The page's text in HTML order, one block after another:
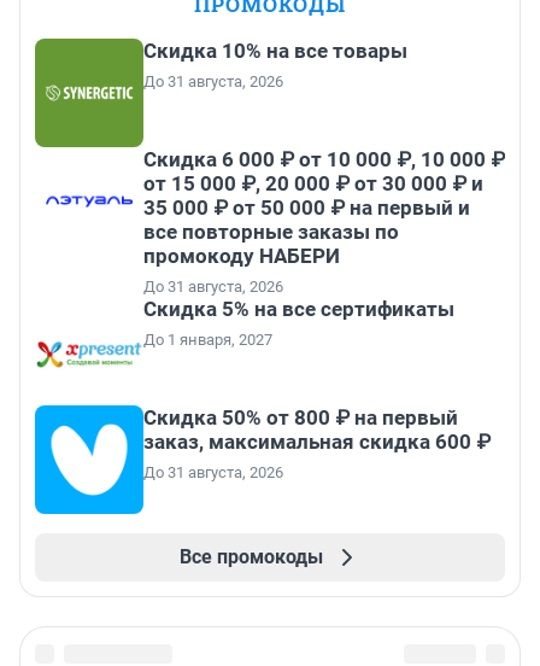
Скидка 10% на все товары
До 31 августа, 2026
Скидка 6 000 ₽ от 10 000 ₽, 10 000 ₽
от 15 000 ₽, 20 000 ₽ от 30 000 ₽ и
35 000 ₽ от 50 000 ₽ на первый и
все повторные заказы по
промокоду НАБЕРИ
До 31 августа, 2026
Скидка 5% на все сертификаты
До 1 января, 2027
Скидка 50% от 800 ₽ на первый
заказ, максимальная скидка 600 ₽
До 31 августа, 2026
Все промокоды